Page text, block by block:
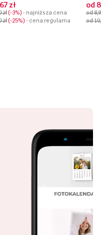
zł
zł -3% - najniższa cena
zł -25% - cena regularna
od
od
od